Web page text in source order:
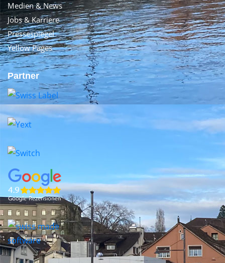
Medien & News
Jobs & Karriere
Pressespiegel
Yellow Pages
Partner